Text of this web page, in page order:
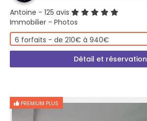
Antoine - 125 avis
Immobilier - Photos
6 forfaits - de 210€ à 940€
Détail et réservation
PREMIUM PLUS